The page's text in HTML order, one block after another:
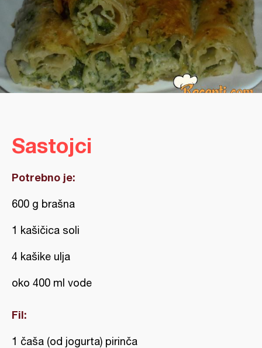
Sastojci
Potrebno je:
600 g brašna
1 kašičica soli
4 kašike ulja
oko 400 ml vode
Fil:
1 čaša (od jogurta) pirinča